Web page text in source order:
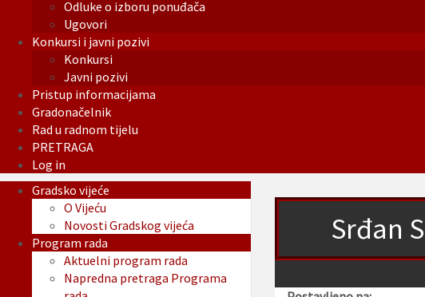
Odluke o izboru ponuđača
Ugovori
Konkursi i javni pozivi
Konkursi
Javni pozivi
Pristup informacijama
Gradonačelnik
Rad u radnom tijelu
PRETRAGA
Log in
Srđan
Gradsko vijeće
O Vijeću
Novosti Gradskog vijeća
Program rada
Aktuelni program rada
Napredna pretraga Programa